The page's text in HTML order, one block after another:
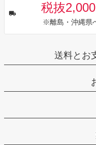
税抜
※離島・沖縄県
送料とお